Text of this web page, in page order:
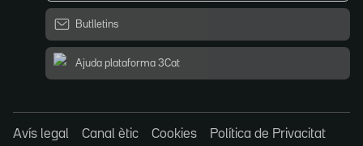
Butlletins
Ajuda plataforma 3Cat
Avís legal Canal ètic Cookies Política de Privacitat